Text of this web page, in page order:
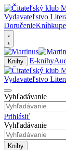
Doručenie
Knihy E-knihy
Vyhľadávanie
Prihlásiť
Vyhľadávanie
Knihy